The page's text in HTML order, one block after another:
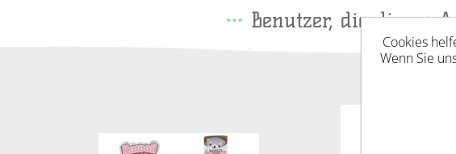
Benutzer, die diesen
Cookies
Wenn Sie